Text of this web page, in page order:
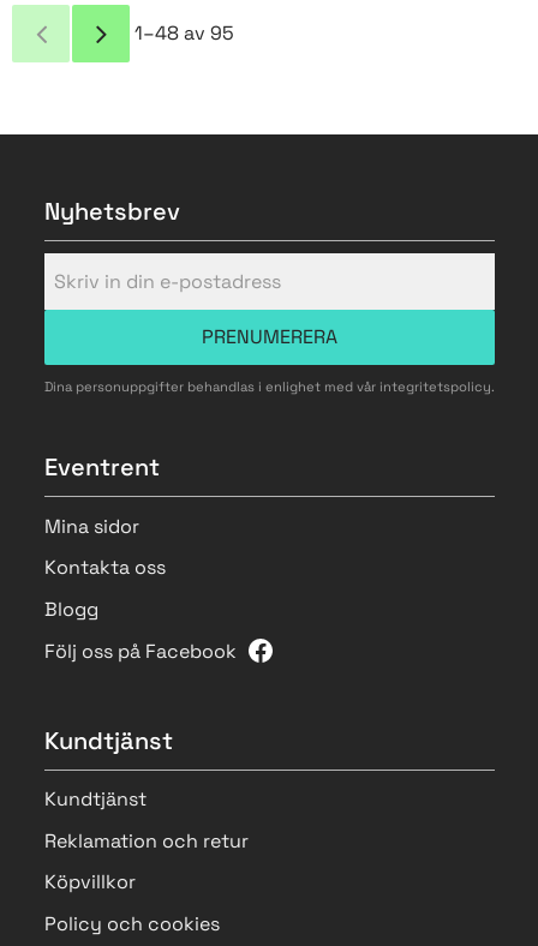
1–48av 95
Nyhetsbrev
PRENUMERERA
Dina personuppgifter behandlas i enlighet med vår integritetspolicy.
Eventrent
Mina sidor
Kontakta oss
Blogg
Följ oss på Facebook
Kundtjänst
Kundtjänst
Reklamation och retur
Köpvillkor
Policy och cookies